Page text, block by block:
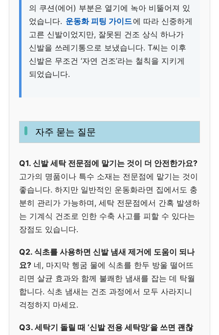
의 쿠션(에어) 부분은 열기에 녹아 비뚤어져 있
었습니다. 운동화 피팅 가이드에 따라 신중하게
고른 신발이었지만, 잘못된 건조 상식 하나가
신발을 쓰레기통으로 보냈습니다. T씨는 이후
신발은 무조건 ‘자연 건조’라는 철칙을 지키게
되었습니다.
자주 묻는 질문
Q1. 신발 세탁 전문점에 맡기는 것이 더 안전한가요?
고가의 명품이나 특수 소재는 전문점에 맡기는 것이
좋습니다. 하지만 일반적인 운동화라면 집에서도 충
분히 관리가 가능하며, 세탁 전문점에서 간혹 발생하
는 기계식 건조로 인한 수축 사고를 피할 수 있다는
장점도 있습니다.
Q2. 식초를 사용하면 신발 냄새 제거에 도움이 되나
요? 네, 마지막 헹굼 물에 식초를 한두 방울 떨어뜨
리면 살균 효과와 함께 불쾌한 냄새를 잡는 데 탁월
합니다. 식초 냄새는 건조 과정에서 모두 사라지니
걱정하지 마세요.
Q3. 세탁기 돌릴 때 ‘신발 전용 세탁망’을 쓰면 괜찮